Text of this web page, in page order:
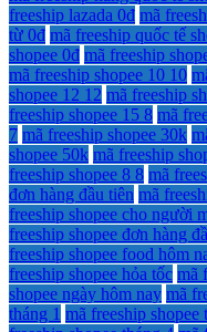
freeship lazada 0đ mã
từ 0đ mã freeship quốc tế
shopee 0đ mã freeship
mã freeship shopee 10 10
shopee 12 12 mã freeship
freeship shopee 15 8 mã
7 mã freeship shopee 30k
shopee 50k mã freeship
freeship shopee 8 8 mã
đơn hàng đầu tiên mã
freeship shopee cho người
freeship shopee đơn hàng
freeship shopee food hôm
freeship shopee hỏa tốc mã
shopee ngày hôm nay mã
tháng 1 mã freeship shopee